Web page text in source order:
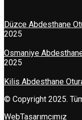
Düzce Abdesthane
2025
Osmaniye
2025
Kilis Abdesthane
© Copyright 2025.
WebTasarımcımız